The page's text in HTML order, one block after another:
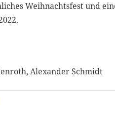
Weihnachtsfest und
Alexander Schmidt